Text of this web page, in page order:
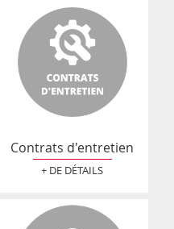
Contrats d'entretien
+ DE DÉTAILS